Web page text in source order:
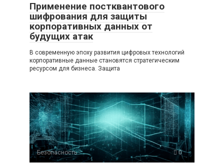
Применение постквантового
шифрования для защиты
корпоративных данных от
будущих атак
В современную эпоху развития цифровых технологий
корпоративные данные становятся стратегическим
ресурсом для бизнеса. Защита
Безопасность 0